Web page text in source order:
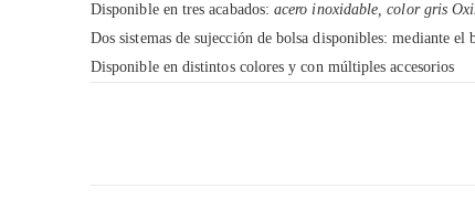
Disponible en tres acabados:acero inoxidable, color gris
Dos sistemas de sujección de bolsa disponibles: mediante
Disponible en distintos colores y con múltiples accesorios